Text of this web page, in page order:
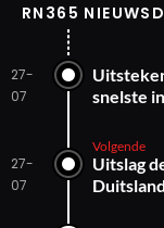
RN365
27-
07
snelste
27-
07
Volgende
Uitslag